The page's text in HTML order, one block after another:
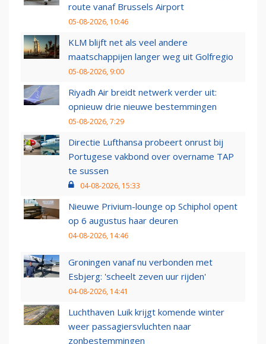
route vanaf Brussels Airport
05-08-2026, 10:46
KLM blijft net als veel andere
maatschappijen langer weg uit Golfregio
05-08-2026, 9:00
Riyadh Air breidt netwerk verder uit:
opnieuw drie nieuwe bestemmingen
05-08-2026, 7:29
Directie Lufthansa probeert onrust bij
Portugese vakbond over overname TAP
te sussen
04-08-2026, 15:33
Nieuwe Privium-lounge op Schiphol opent
op 6 augustus haar deuren
04-08-2026, 14:46
Groningen vanaf nu verbonden met
Esbjerg: 'scheelt zeven uur rijden'
04-08-2026, 14:41
Luchthaven Luik krijgt komende winter
weer passagiersvluchten naar
zonbestemmingen